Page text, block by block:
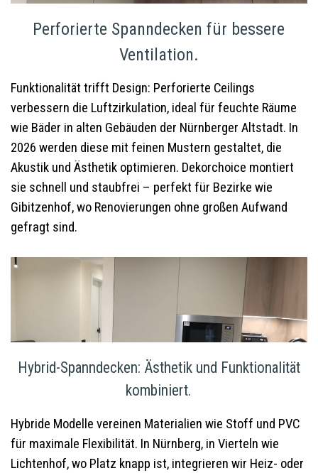
Perforierte Spanndecken für bessere
Ventilation.
Funktionalität trifft Design: Perforierte Ceilings
verbessern die Luftzirkulation, ideal für feuchte Räume
wie Bäder in alten Gebäuden der Nürnberger Altstadt. In
2026 werden diese mit feinen Mustern gestaltet, die
Akustik und Ästhetik optimieren. Dekorchoice montiert
sie schnell und staubfrei – perfekt für Bezirke wie
Gibitzenhof, wo Renovierungen ohne großen Aufwand
gefragt sind.
Hybrid-Spanndecken: Ästhetik und Funktionalität
kombiniert.
Hybride Modelle vereinen Materialien wie Stoff und PVC
für maximale Flexibilität. In Nürnberg, in Vierteln wie
Lichtenhof, wo Platz knapp ist, integrieren wir Heiz- oder